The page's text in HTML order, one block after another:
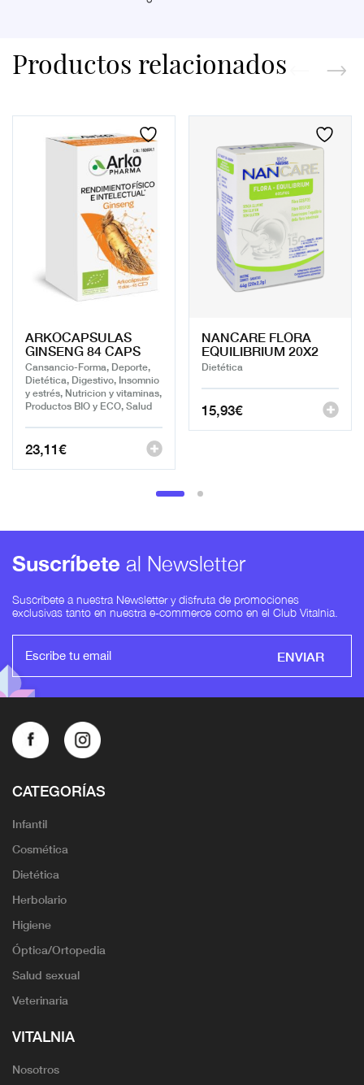
Productos relacionados
ARKOCAPSULAS
GINSENG 84 CAPS
Cansancio-Forma, Deporte,
Dietética, Digestivo, Insomnio
y estrés, Nutricion y vitaminas,
Productos BIO y ECO, Salud
23,11€
NANCARE FLORA
EQUILIBRIUM 20X2
Dietética
15,93€
Suscríbete al Newsletter
Suscríbete a nuestra Newsletter y disfruta de promociones
exclusivas tanto en nuestra e-commerce como en el Club Vitalnia.
ENVIAR
CATEGORÍAS
Infantil
Cosmética
Dietética
Herbolario
Higiene
Óptica/Ortopedia
Salud sexual
Veterinaria
VITALNIA
Nosotros